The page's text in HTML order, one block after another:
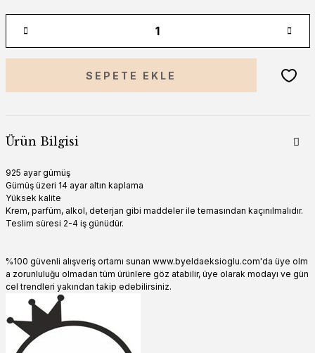
SEPETE EKLE
Ürün Bilgisi
925 ayar gümüş
Gümüş üzeri 14 ayar altın kaplama
Yüksek kalite
Krem, parfüm, alkol, deterjan gibi maddeler ile temasından kaçınılmalıdır.
Teslim süresi 2-4 iş günüdür.
%100 güvenli alışveriş ortamı sunan www.byeldaeksioglu.com'da üye olm
a zorunluluğu olmadan tüm ürünlere göz atabilir, üye olarak modayı ve gün
cel trendleri yakından takip edebilirsiniz.